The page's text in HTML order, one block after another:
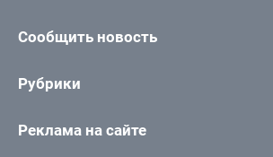
Сообщить новость
Рубрики
Реклама на сайте